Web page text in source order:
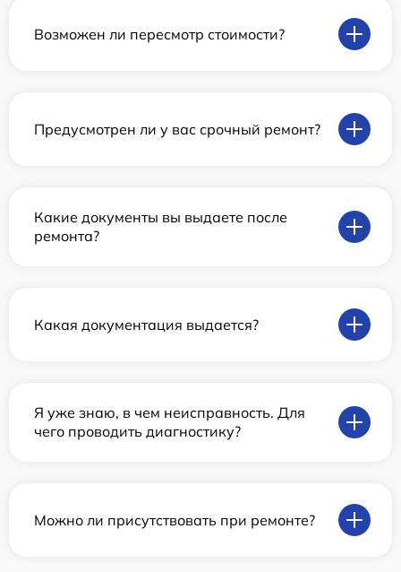
Возможен ли пересмотр стоимости?
Предусмотрен ли у вас срочный ремонт?
Какие документы вы выдаете после
ремонта?
Какая документация выдается?
Я уже знаю, в чем неисправность. Для
чего проводить диагностику?
Можно ли присутствовать при ремонте?